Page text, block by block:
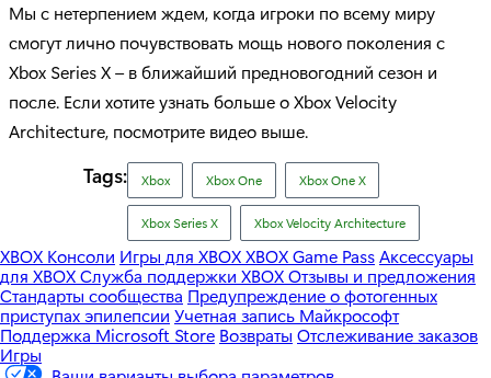
Мы с нетерпением ждем, когда игроки по всему миру
смогут лично почувствовать мощь нового поколения с
Xbox Series X – в ближайший предновогодний сезон и
после. Если хотите узнать больше о Xbox Velocity
Architecture, посмотрите видео выше.
Tags: Xbox Xbox One Xbox One X
Xbox Series X Xbox Velocity Architecture
XBOX Консоли Игры для XBOXXBOX Game PassАксессуары
для XBOXСлужба поддержки XBOXОтзывы и предложения
Стандарты сообщества Предупреждение о фотогенных
приступах эпилепсии Учетная запись Майкрософт
Поддержка Microsoft Store Возвраты Отслеживание заказов
Игры